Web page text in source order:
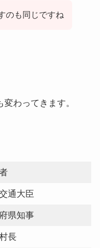
のも同じですね
わってきます。
通大臣
県知事
長